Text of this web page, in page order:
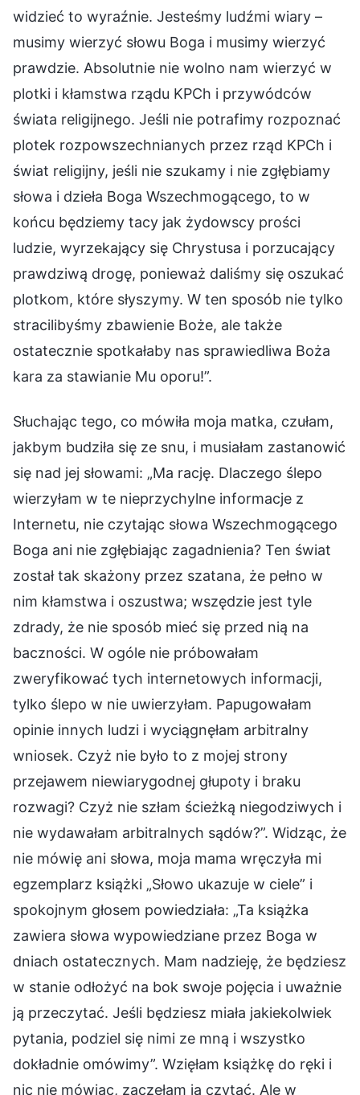
widzieć to wyraźnie. Jesteśmy ludźmi wiary –
musimy wierzyć słowu Boga i musimy wierzyć
prawdzie. Absolutnie nie wolno nam wierzyć w
plotki i kłamstwa rządu KPCh i przywódców
świata religijnego. Jeśli nie potrafimy rozpoznać
plotek rozpowszechnianych przez rząd KPCh i
świat religijny, jeśli nie szukamy i nie zgłębiamy
słowa i dzieła Boga Wszechmogącego, to w
końcu będziemy tacy jak żydowscy prości
ludzie, wyrzekający się Chrystusa i porzucający
prawdziwą drogę, ponieważ daliśmy się oszukać
plotkom, które słyszymy. W ten sposób nie tylko
stracilibyśmy zbawienie Boże, ale także
ostatecznie spotkałaby nas sprawiedliwa Boża
kara za stawianie Mu oporu!”.
Słuchając tego, co mówiła moja matka, czułam,
jakbym budziła się ze snu, i musiałam zastanowić
się nad jej słowami: „Ma rację. Dlaczego ślepo
wierzyłam w te nieprzychylne informacje z
Internetu, nie czytając słowa Wszechmogącego
Boga ani nie zgłębiając zagadnienia? Ten świat
został tak skażony przez szatana, że pełno w
nim kłamstwa i oszustwa; wszędzie jest tyle
zdrady, że nie sposób mieć się przed nią na
baczności. W ogóle nie próbowałam
zweryfikować tych internetowych informacji,
tylko ślepo w nie uwierzyłam. Papugowałam
opinie innych ludzi i wyciągnęłam arbitralny
wniosek. Czyż nie było to z mojej strony
przejawem niewiarygodnej głupoty i braku
rozwagi? Czyż nie szłam ścieżką niegodziwych i
nie wydawałam arbitralnych sądów?”. Widząc, że
nie mówię ani słowa, moja mama wręczyła mi
egzemplarz książki „Słowo ukazuje w ciele” i
spokojnym głosem powiedziała: „Ta książka
zawiera słowa wypowiedziane przez Boga w
dniach ostatecznych. Mam nadzieję, że będziesz
w stanie odłożyć na bok swoje pojęcia i uważnie
ją przeczytać. Jeśli będziesz miała jakiekolwiek
pytania, podziel się nimi ze mną i wszystko
dokładnie omówimy”. Wzięłam książkę do ręki i
nic nie mówiąc, zaczęłam ją czytać. Ale w